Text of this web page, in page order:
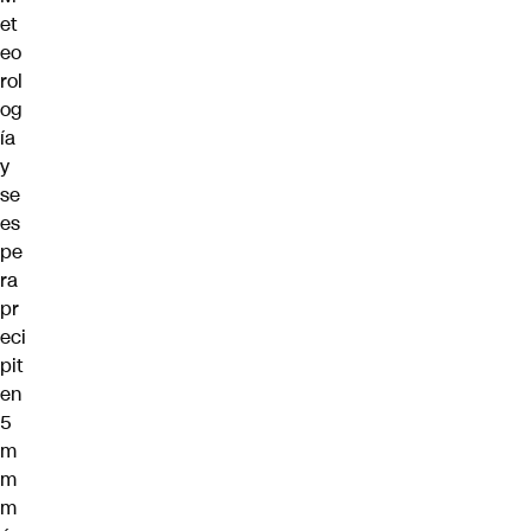
et
eo
rol
og
ía
y
se
es
pe
ra
pr
eci
pit
en
5
m
m
m